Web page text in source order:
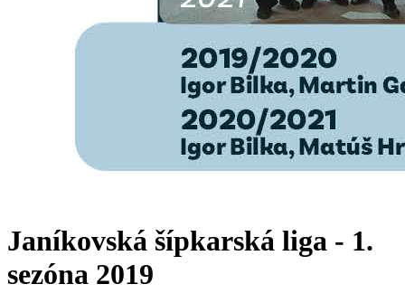
Janíkovská šípkarská liga - 1.
sezóna 2019